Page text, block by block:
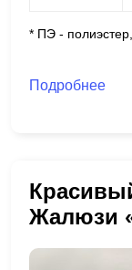
* ПЭ -
Подробнее
Жалюзи